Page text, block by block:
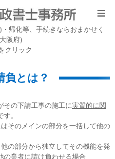
帰化等、手続きならおまかせく
阪府)
クリック
負とは？
その下請工事の施工に実質的に関
。
そのメインの部分を一括して他の
の部分から独立してその機能を発
の業者に請け負わせる場合